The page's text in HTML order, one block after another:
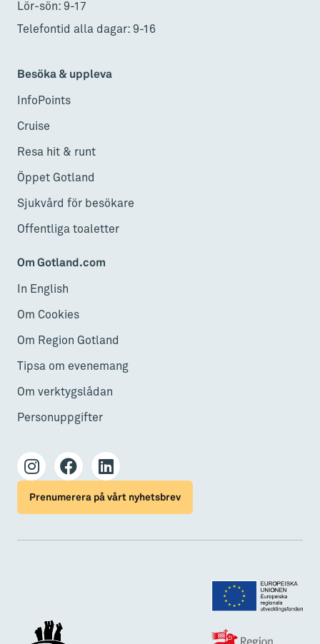
Lör-sön: 9-17
Telefontid alla dagar: 9-16
Besöka & uppleva
InfoPoints
Cruise
Resa hit & runt
Öppet Gotland
Sjukvård för besökare
Offentliga toaletter
Om Gotland.com
In English
Om Cookies
Om Region Gotland
Tipsa om evenemang
Om verktygslådan
Personuppgifter
Prenumerera på vårt nyhetsbrev